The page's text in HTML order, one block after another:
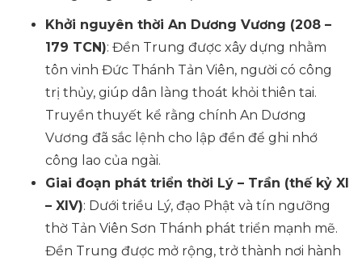
Khởi nguyên thời An Dương Vương (208 –
179 TCN): Đền Trung được xây dựng nhằm
tôn vinh Đức Thánh Tản Viên, người có công
trị thủy, giúp dân làng thoát khỏi thiên tai.
Truyền thuyết kể rằng chính An Dương
Vương đã sắc lệnh cho lập đền để ghi nhớ
công lao của ngài.
Giai đoạn phát triển thời Lý – Trần (thế kỷ XI
– XIV): Dưới triều Lý, đạo Phật và tín ngưỡng
thờ Tản Viên Sơn Thánh phát triển mạnh mẽ.
Đền Trung được mở rộng, trở thành nơi hành